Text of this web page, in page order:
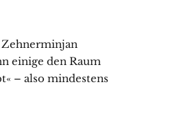
Zehnerminjan
einige den Raum
– also mindestens